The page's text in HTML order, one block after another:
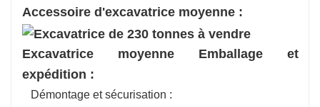
Accessoire d'excavatrice moyenne :
Excavatrice moyenne Emballage et
expédition :
Démontage et sécurisation :